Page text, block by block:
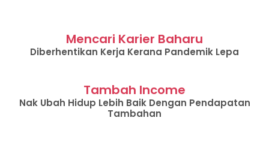
Mencari Karier Baharu
Diberhentikan Kerja Kerana Pandemik Lepa
Tambah Income
Nak Ubah Hidup Lebih Baik Dengan Pendapatan
Tambahan